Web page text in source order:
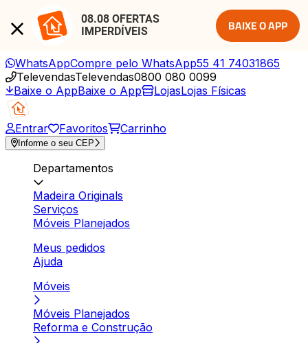
08.08 OFERTAS
IMPERDÍVEIS
BAIXE O APP
WhatsAppCompre pelo WhatsApp55 41 74031865
TelevendasTelevendas0800 080 0099
Baixe o AppBaixe o App LojasLojas Físicas
Entrar Favoritos Carrinho
Informe o seu CEP
Departamentos
Madeira Originals
Serviços
Móveis Planejados
Meus pedidos
Ajuda
Móveis
Móveis Planejados
Reforma e Construção